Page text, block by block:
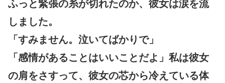
ふっと緊張の糸が切れたのか、彼女は涙を流
しました。
「すみません。泣いてばかりで」
「感情があることはいいことだよ」私は彼女
の肩をさすって、彼女の芯から冷えている体